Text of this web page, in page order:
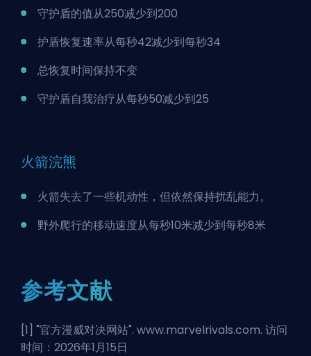
守护盾的值从250减少到200
护盾恢复速率从每秒42减少到每秒34
总恢复时间保持不变
守护盾自我治疗从每秒50减少到25
火箭浣熊
火箭失去了一些机动性，但依然保持扰乱能力。
野外爬行的移动速度从每秒10米减少到每秒8米
参考文献
[1] "官方漫威对决网站". www.marvelrivals.com. 访问
时间：2026年1月15日